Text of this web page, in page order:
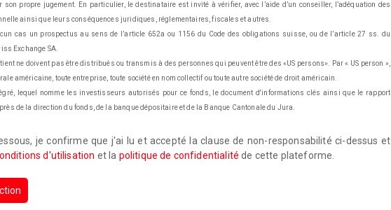
propre jugement. En particulier, le destinataire est invité à vérifier, avec l’aide d’un conseiller, l’adéquation des
ainsi que leurs conséquences juridiques, réglementaires, fiscales et autres.
cas un prospectus au sens de l’article 652a ou 1156 du Code des obligations suisse, ou de l’article 27 ss. du
Exchange SA.
ne doivent pas être distribués ou transmis à des personnes qui peuvent être des «US persons». Par « US person »,
américaine, toute entreprise, toute société en nom collectif ou toute autre société de droit américain.
lequel nomme les investisseurs autorisés pour ce fonds, le document d'informations clés ainsi que le rapport
de la direction du fonds, de la banque dépositaire et de la Banque Cantonale du Jura.
je confirme que j'ai lu et accepté la clause de non-responsabilité ci-dessus et
d'utilisation et la politique de confidentialité de cette plateforme.